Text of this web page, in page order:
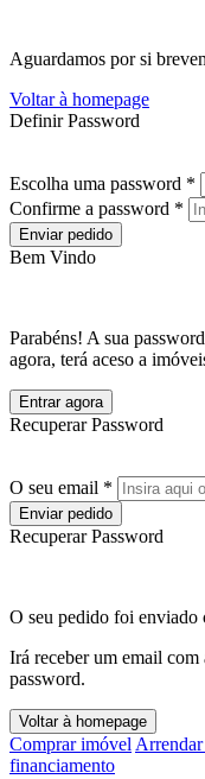
Aguardamos por si
Voltar à homepage
Definir Password
Escolha uma password *
Confirme a password *
Enviar pedido
Bem Vindo
Parabéns! A sua
agora, terá aceso a
Entrar agora
Recuperar Password
O seu email *
Enviar pedido
Recuperar Password
O seu pedido foi enviado
Irá receber um email com
password.
Voltar à homepage
Comprar imóvel
financiamento